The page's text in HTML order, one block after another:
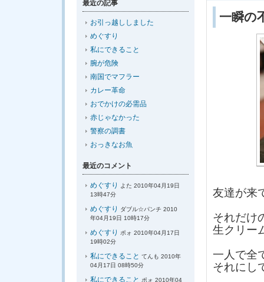
一瞬の
友達が来
それだけ
生クリー
一人で全
それにし
最近の記事
お引っ越ししました
めぐすり
私にできること
腕が危険
南国でマフラー
カレー革命
おでかけの必需品
赤じゃなかった
警察の調書
おっきなお魚
最近のコメント
めぐすり よた 2010年04月19日
13時47分
めぐすり
ダブル☆パンチ 2010
年04月19日 10時17分
めぐすり
ポォ 2010年04月17日
19時02分
私にできること てんも 2010年
04月17日 08時50分
私にできること ポォ 2010年04